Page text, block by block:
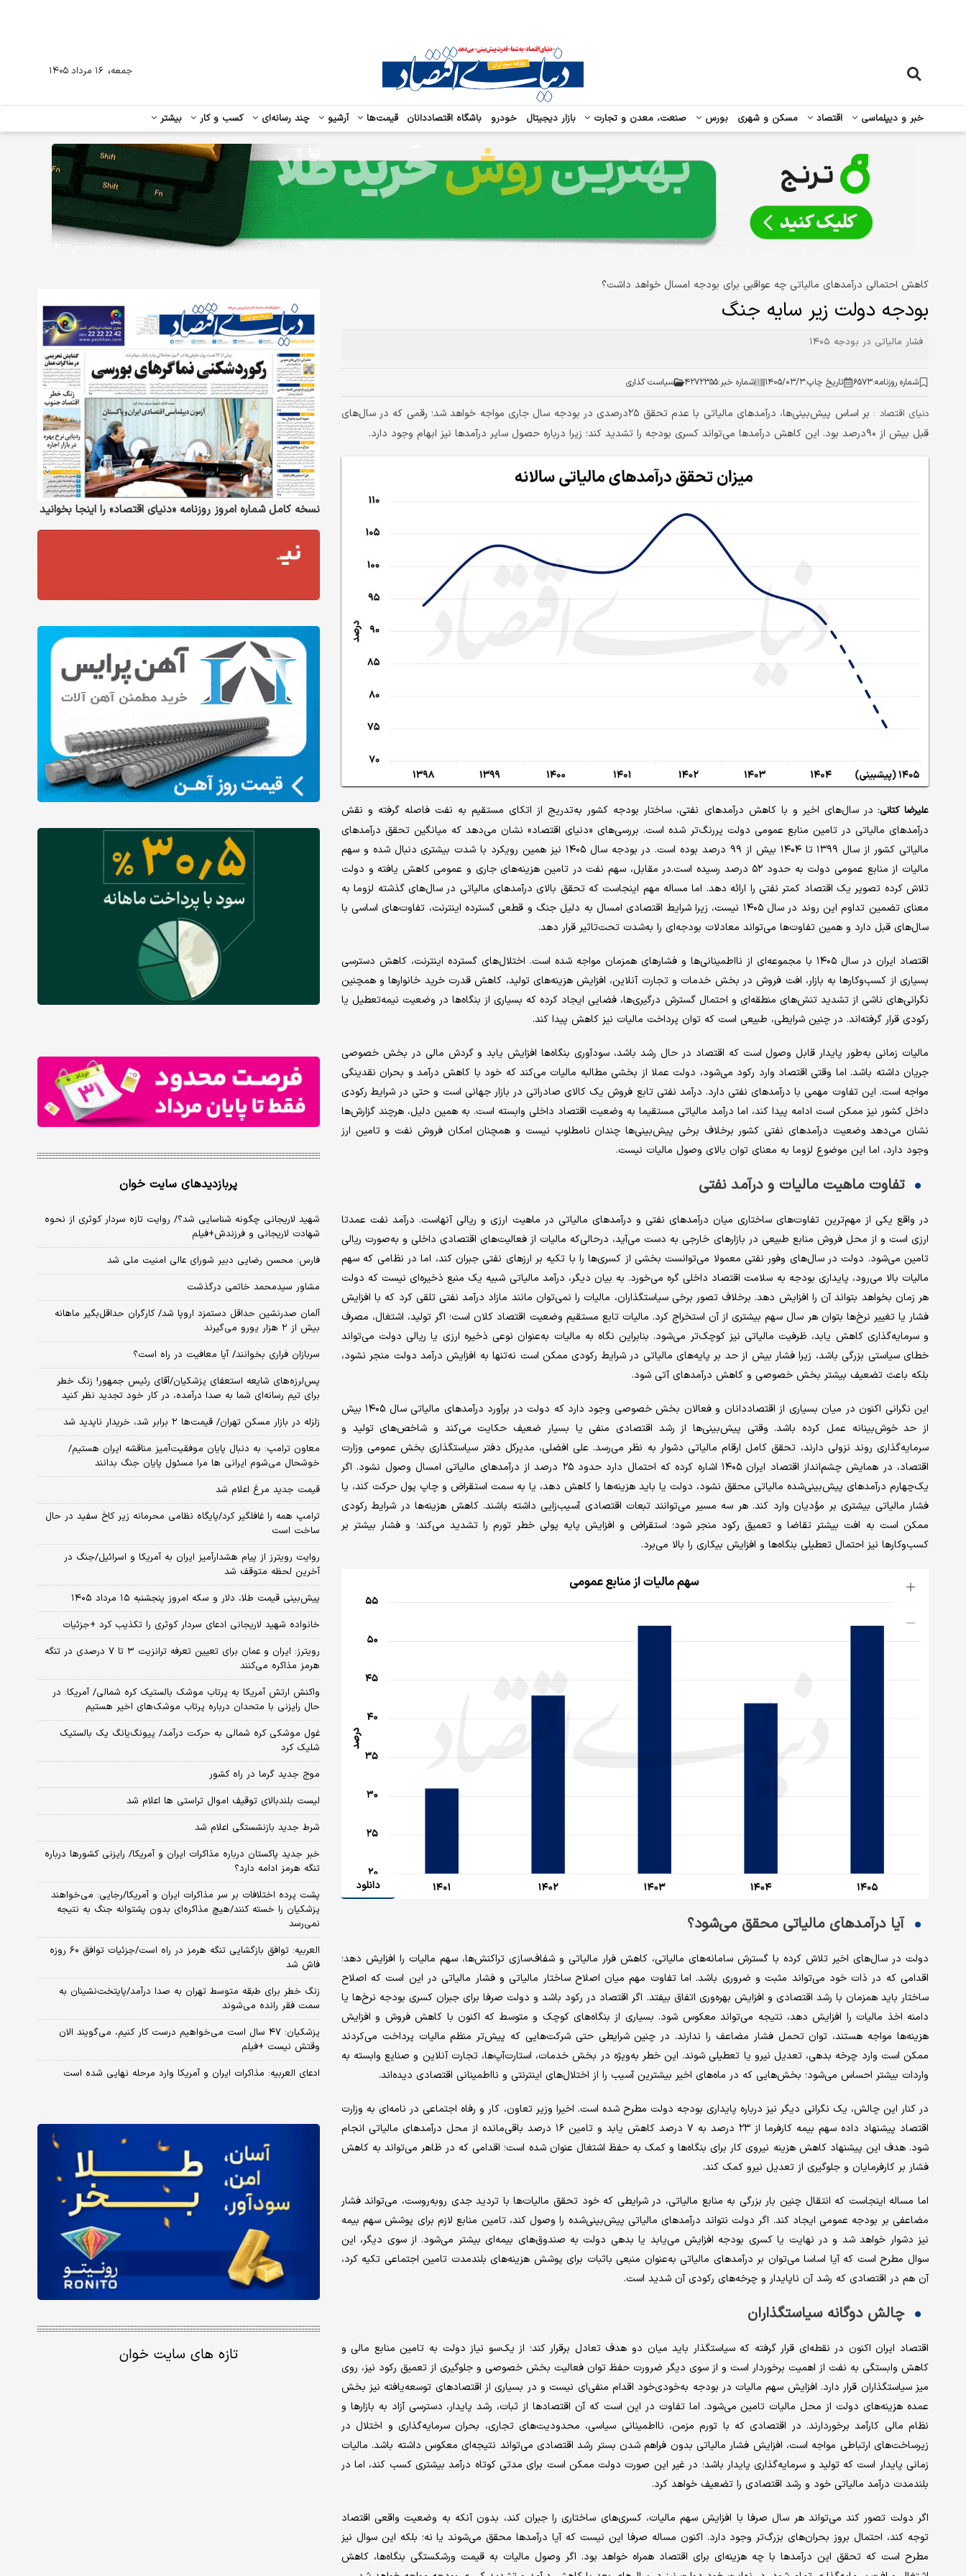
خبر و دیپلماسی اقتصاد مسکن و شهری بورس صنعت، معدن و تجارت بازار دیجیتال خودرو باشگاه اقتصاددانان قیمت‌ها آرشیو چند رسانه‌ای کسب و کار بیشتر
جمعه، ۱۶ مرداد ۱۴۰۵
کاهش احتمالی درآمدهای مالیاتی چه عواقبی برای بودجه امسال خواهد داشت؟
بودجه دولت زیر سایه جنگ
فشار مالیاتی در بودجه ۱۴۰۵
شماره روزنامه:۶۵۷۳ تاریخ چاپ:۱۴۰۵/۰۳/۳ شماره خبر:۴۲۷۲۳۵۵ سیاست گذاری
دنیای اقتصاد :
بر اساس پیش‌بینی‌ها، درآمدهای مالیاتی با عدم تحقق ۲۵درصدی در بودجه سال جاری مواجه خواهد شد؛ رقمی که در سال‌های
قبل بیش از ۹۰درصد بود. این کاهش درآمدها می‌تواند کسری بودجه را تشدید کند؛ زیرا درباره حصول سایر درآمدها نیز ابهام وجود دارد.
علیرضا کتانی: در سال‌های اخیر و با کاهش درآمدهای نفتی، ساختار بودجه کشور به‌تدریج از اتکای مستقیم به نفت فاصله گرفته و نقش
درآمدهای مالیاتی در تامین منابع عمومی دولت پررنگ‌تر شده است. بررسی‌های «دنیای اقتصاد» نشان می‌دهد که میانگین تحقق درآمدهای
مالیاتی کشور از سال ۱۳۹۹ تا ۱۴۰۴ بیش از ۹۹ درصد بوده است. در بودجه سال ۱۴۰۵ نیز همین رویکرد با شدت بیشتری دنبال شده و سهم
مالیات از منابع عمومی دولت به حدود ۵۲ درصد رسیده است.در مقابل، سهم نفت در تامین هزینه‌های جاری و عمومی کاهش یافته و دولت
تلاش کرده تصویر یک اقتصاد کمتر نفتی را ارائه دهد. اما مساله مهم اینجاست که تحقق بالای درآمدهای مالیاتی در سال‌های گذشته لزوما به
معنای تضمین تداوم این روند در سال ۱۴۰۵ نیست، زیرا شرایط اقتصادی امسال به دلیل جنگ و قطعی گسترده اینترنت، تفاوت‌های اساسی با
سال‌های قبل دارد و همین تفاوت‌ها می‌تواند معادلات بودجه‌ای را به‌شدت تحت‌تاثیر قرار دهد.
اقتصاد ایران در سال ۱۴۰۵ با مجموعه‌ای از نااطمینانی‌ها و فشارهای همزمان مواجه شده است. اختلال‌های گسترده اینترنت، کاهش دسترسی
بسیاری از کسب‌وکارها به بازار، افت فروش در بخش خدمات و تجارت آنلاین، افزایش هزینه‌های تولید، کاهش قدرت خرید خانوارها و همچنین
نگرانی‌های ناشی از تشدید تنش‌های منطقه‌ای و احتمال گسترش درگیری‌ها، فضایی ایجاد کرده که بسیاری از بنگاه‌ها در وضعیت نیمه‌تعطیل یا
رکودی قرار گرفته‌اند. در چنین شرایطی، طبیعی است که توان پرداخت مالیات نیز کاهش پیدا کند.
مالیات زمانی به‌طور پایدار قابل وصول است که اقتصاد در حال رشد باشد، سودآوری بنگاه‌ها افزایش یابد و گردش مالی در بخش خصوصی
جریان داشته باشد. اما وقتی اقتصاد وارد رکود می‌شود، دولت عملا از بخشی مطالبه مالیات می‌کند که خود با کاهش درآمد و بحران نقدینگی
مواجه است. این تفاوت مهمی با درآمدهای نفتی دارد. درآمد نفتی تابع فروش یک کالای صادراتی در بازار جهانی است و حتی در شرایط رکودی
داخل کشور نیز ممکن است ادامه پیدا کند، اما درآمد مالیاتی مستقیما به وضعیت اقتصاد داخلی وابسته است. به همین دلیل، هرچند گزارش‌ها
نشان می‌دهد وضعیت درآمدهای نفتی کشور برخلاف برخی پیش‌بینی‌ها چندان نامطلوب نیست و همچنان امکان فروش نفت و تامین ارز
وجود دارد، اما این موضوع لزوما به معنای توان بالای وصول مالیات نیست.
تفاوت ماهیت مالیات و درآمد نفتی
در واقع یکی از مهم‌ترین تفاوت‌های ساختاری میان درآمدهای نفتی و درآمدهای مالیاتی در ماهیت ارزی و ریالی آنهاست. درآمد نفت عمدتا
ارزی است و از محل فروش منابع طبیعی در بازارهای خارجی به دست می‌آید، درحالی‌که مالیات از فعالیت‌های اقتصادی داخلی و به‌صورت ریالی
تامین می‌شود. دولت در سال‌های وفور نفتی معمولا می‌توانست بخشی از کسری‌ها را با تکیه بر ارزهای نفتی جبران کند، اما در نظامی که سهم
مالیات بالا می‌رود، پایداری بودجه به سلامت اقتصاد داخلی گره می‌خورد. به بیان دیگر، درآمد مالیاتی شبیه یک منبع ذخیره‌ای نیست که دولت
هر زمان بخواهد بتواند آن را افزایش دهد. برخلاف تصور برخی سیاستگذاران، مالیات را نمی‌توان مانند مازاد درآمد نفتی تلقی کرد که با افزایش
فشار یا تغییر نرخ‌ها بتوان هر سال سهم بیشتری از آن استخراج کرد. مالیات تابع مستقیم وضعیت اقتصاد کلان است؛ اگر تولید، اشتغال، مصرف
و سرمایه‌گذاری کاهش یابد، ظرفیت مالیاتی نیز کوچک‌تر می‌شود. بنابراین نگاه به مالیات به‌عنوان نوعی ذخیره ارزی یا ریالی دولت می‌تواند
خطای سیاستی بزرگی باشد، زیرا فشار بیش از حد بر پایه‌های مالیاتی در شرایط رکودی ممکن است نه‌تنها به افزایش درآمد دولت منجر نشود،
بلکه باعث تضعیف بیشتر بخش خصوصی و کاهش درآمدهای آتی شود.
این نگرانی اکنون در میان بسیاری از اقتصاددانان و فعالان بخش خصوصی وجود دارد که دولت در برآورد درآمدهای مالیاتی سال ۱۴۰۵ بیش
از حد خوش‌بینانه عمل کرده باشد. وقتی پیش‌بینی‌ها از رشد اقتصادی منفی یا بسیار ضعیف حکایت می‌کند و شاخص‌های تولید و
سرمایه‌گذاری روند نزولی دارند، تحقق کامل ارقام مالیاتی دشوار به نظر می‌رسد. علی افضلی، مدیرکل دفتر سیاستگذاری بخش عمومی وزارت
اقتصاد، در همایش چشم‌انداز اقتصاد ایران ۱۴۰۵ اشاره کرده که احتمال دارد حدود ۲۵ درصد از درآمدهای مالیاتی امسال وصول نشود. اگر
یک‌چهارم درآمدهای پیش‌بینی‌شده مالیاتی محقق نشود، دولت یا باید هزینه‌ها را کاهش دهد، یا به سمت استقراض و چاپ پول حرکت کند، یا
فشار مالیاتی بیشتری بر مؤدیان وارد کند. هر سه مسیر می‌توانند تبعات اقتصادی آسیب‌زایی داشته باشند. کاهش هزینه‌ها در شرایط رکودی
ممکن است به افت بیشتر تقاضا و تعمیق رکود منجر شود؛ استقراض و افزایش پایه پولی خطر تورم را تشدید می‌کند؛ و فشار بیشتر بر
کسب‌وکارها نیز احتمال تعطیلی بنگاه‌ها و افزایش بیکاری را بالا می‌برد.
دانلود
آیا درآمدهای مالیاتی محقق می‌شود؟
دولت در سال‌های اخیر تلاش کرده با گسترش سامانه‌های مالیاتی، کاهش فرار مالیاتی و شفاف‌سازی تراکنش‌ها، سهم مالیات را افزایش دهد؛
اقدامی که در ذات خود می‌تواند مثبت و ضروری باشد. اما تفاوت مهم میان اصلاح ساختار مالیاتی و فشار مالیاتی در این است که اصلاح
ساختار باید همزمان با رشد اقتصادی و افزایش بهره‌وری اتفاق بیفتد. اگر اقتصاد در رکود باشد و دولت صرفا برای جبران کسری بودجه نرخ‌ها یا
دامنه اخذ مالیات را افزایش دهد، نتیجه می‌تواند معکوس شود. بسیاری از بنگاه‌های کوچک و متوسط که اکنون با کاهش فروش و افزایش
هزینه‌ها مواجه‌ هستند، توان تحمل فشار مضاعف را ندارند. در چنین شرایطی حتی شرکت‌هایی که پیش‌تر منظم مالیات پرداخت می‌کردند
ممکن است وارد چرخه بدهی، تعدیل نیرو یا تعطیلی شوند. این خطر به‌ویژه در بخش خدمات، استارت‌آپ‌ها، تجارت آنلاین و صنایع وابسته به
واردات بیشتر احساس می‌شود؛ بخش‌هایی که در ماه‌های اخیر بیشترین آسیب را از اختلال‌های اینترنتی و نااطمینانی اقتصادی دیده‌اند.
در کنار این چالش، یک نگرانی دیگر نیز درباره پایداری بودجه دولت مطرح شده است. اخیرا وزیر تعاون، کار و رفاه اجتماعی در نامه‌ای به وزارت
اقتصاد پیشنهاد داده سهم بیمه کارفرما از ۲۳ درصد به ۷ درصد کاهش یابد و تامین ۱۶ درصد باقی‌مانده از محل درآمدهای مالیاتی انجام
شود. هدف این پیشنهاد کاهش هزینه نیروی کار برای بنگاه‌ها و کمک به حفظ اشتغال عنوان شده است؛ اقدامی که در ظاهر می‌تواند به کاهش
فشار بر کارفرمایان و جلوگیری از تعدیل نیرو کمک کند.
اما مساله اینجاست که انتقال چنین بار بزرگی به منابع مالیاتی، در شرایطی که خود تحقق مالیات‌ها با تردید جدی روبه‌روست، می‌تواند فشار
مضاعفی بر بودجه عمومی ایجاد کند. اگر دولت نتواند درآمدهای مالیاتی پیش‌بینی‌شده را وصول کند، تامین منابع لازم برای پوشش سهم بیمه
نیز دشوار خواهد شد و در نهایت یا کسری بودجه افزایش می‌یابد یا بدهی دولت به صندوق‌های بیمه‌ای بیشتر می‌شود. از سوی دیگر، این
سوال مطرح است که آیا اساسا می‌توان بر درآمدهای مالیاتی به‌عنوان منبعی باثبات برای پوشش هزینه‌های بلندمدت تامین اجتماعی تکیه کرد،
آن هم در اقتصادی که رشد آن ناپایدار و چرخه‌های رکودی آن شدید است.
چالش دوگانه سیاستگذاران
اقتصاد ایران اکنون در نقطه‌ای قرار گرفته که سیاستگذار باید میان دو هدف تعادل برقرار کند؛ از یک‌سو نیاز دولت به تامین منابع مالی و
کاهش وابستگی به نفت از اهمیت برخوردار است و از سوی دیگر ضرورت حفظ توان فعالیت بخش خصوصی و جلوگیری از تعمیق رکود نیز، روی
میز سیاستگذاران قرار دارد. افزایش سهم مالیات در بودجه به‌خودی‌خود اقدام منفی‌ای نیست و در بسیاری از اقتصادهای توسعه‌یافته نیز بخش
عمده هزینه‌های دولت از محل مالیات تامین می‌شود. اما تفاوت در این است که آن اقتصادها از ثبات، رشد پایدار، دسترسی آزاد به بازارها و
نظام مالی کارآمد برخوردارند. در اقتصادی که با تورم مزمن، نااطمینانی سیاسی، محدودیت‌های تجاری، بحران سرمایه‌گذاری و اختلال در
زیرساخت‌های ارتباطی مواجه است، افزایش فشار مالیاتی بدون فراهم شدن بستر رشد اقتصادی می‌تواند نتیجه‌ای معکوس داشته باشد. مالیات
زمانی پایدار است که تولید و سرمایه‌گذاری پایدار باشد؛ در غیر این صورت دولت ممکن است برای مدتی کوتاه درآمد بیشتری کسب کند، اما در
بلندمدت درآمد مالیاتی خود و رشد اقتصادی را تضعیف خواهد کرد.
اگر دولت تصور کند می‌تواند هر سال صرفا با افزایش سهم مالیات، کسری‌های ساختاری را جبران کند، بدون آنکه به وضعیت واقعی اقتصاد
توجه کند، احتمال بروز بحران‌های بزرگ‌تر وجود دارد. اکنون مساله صرفا این نیست که آیا درآمدها محقق می‌شوند یا نه؛ بلکه این سوال نیز
مطرح است که تحقق این درآمدها با چه هزینه‌ای برای اقتصاد همراه خواهد بود. اگر وصول مالیات به قیمت ورشکستگی بنگاه‌ها، کاهش
نسخه کامل شماره امروز روزنامه «دنیای‌ اقتصاد» را اینجا بخوانید
پربازدیدهای سایت خوان
شهید لاریجانی چگونه شناسایی شد؟/ روایت تازه سردار کوثری از نحوه
شهادت لاریجانی و فرزندش+فیلم
فارس: محسن رضایی دبیر شورای عالی امنیت ملی شد
مشاور سیدمحمد خاتمی درگذشت
آلمان صدرنشین حداقل دستمزد اروپا شد/ کارگران حداقل‌بگیر ماهانه
بیش از ۲ هزار یورو می‌گیرند
سربازان فراری بخوانند/ آیا معافیت در راه است؟
پس‌لرزه‌های شایعه استعفای پزشکیان/آقای رئیس جمهور! زنگ خطر
برای تیم رسانه‌ای شما به صدا درآمده، در کار خود تجدید نظر کنید
زلزله در بازار مسکن تهران/ قیمت‌ها ۲ برابر شد، خریدار ناپدید شد
معاون ترامپ: به دنبال پایان موفقیت‌آمیز مناقشه ایران هستیم/
خوشحال می‌شوم ایرانی ها مرا مسئول پایان جنگ بدانند
قیمت جدید مرغ اعلام شد
ترامپ همه را غافلگیر کرد/پایگاه نظامی محرمانه زیر کاخ سفید در حال
ساخت است
روایت رویترز از پیام هشدارآمیز ایران به آمریکا و اسرائیل/جنگ در
آخرین لحظه متوقف شد
پیش‌بینی قیمت طلا، دلار و سکه امروز پنجشنبه ۱۵ مرداد ۱۴۰۵
خانواده شهید لاریجانی ادعای سردار کوثری را تکذیب کرد +جزئیات
رویترز: ایران و عمان برای تعیین تعرفه ترانزیت ۳ تا ۷ درصدی در تنگه
هرمز مذاکره می‌کنند
واکنش ارتش آمریکا به پرتاب موشک بالستیک کره شمالی/ آمریکا: در
حال رایزنی با متحدان درباره پرتاب موشک‌های اخیر هستیم
غول موشکی کره شمالی به حرکت درآمد/ پیونگ‌یانگ یک بالستیک
شلیک کرد
موج جدید گرما در راه کشور
لیست بلندبالای توقیف اموال تراستی ها اعلام شد
شرط جدید بازنشستگی اعلام شد
خبر جدید پاکستان درباره مذاکرات ایران و آمریکا/ رایزنی کشورها درباره
تنگه هرمز ادامه دارد؟
پشت پرده اختلافات بر سر مذاکرات ایران و آمریکا/رجایی: می‌خواهند
پزشکیان را خسته کنند/هیچ مذاکره‌ای بدون پشتوانه جنگ به نتیجه
نمی‌رسد
العربیه: توافق بازگشایی تنگه هرمز در راه است/جزئیات توافق ۶۰ روزه
فاش شد
زنگ خطر برای طبقه متوسط تهران به صدا درآمد/پایتخت‌نشینان به
سمت فقر رانده می‌شوند
پزشکیان: ۴۷ سال است می‌خواهیم درست کار کنیم، می‌گویند الان
وقتش نیست +فیلم
ادعای العربیه: مذاکرات ایران و آمریکا وارد مرحله نهایی شده است
تازه های سایت خوان